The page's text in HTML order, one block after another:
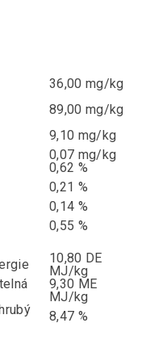
36,00 mg/kg
89,00 mg/kg
9,10 mg/kg
0,07 mg/kg
0,62 %
0,21 %
0,14 %
0,55 %
10,80 DE
MJ/kg
9,30 ME
MJ/kg
8,47 %